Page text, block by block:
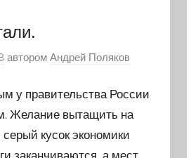
авторомАндрей Поляков
у правительства России
Желание вытащить на
кусок экономики
заканчиваются, а мест,